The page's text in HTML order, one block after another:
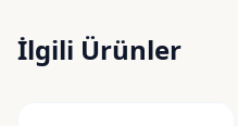
İlgili Ürünler